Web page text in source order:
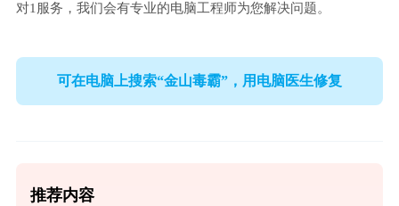
对1服务，我们会有专业的电脑工程师为您解决问题。
可在电脑上搜索“金山毒霸”，用电脑医生修复
推荐内容